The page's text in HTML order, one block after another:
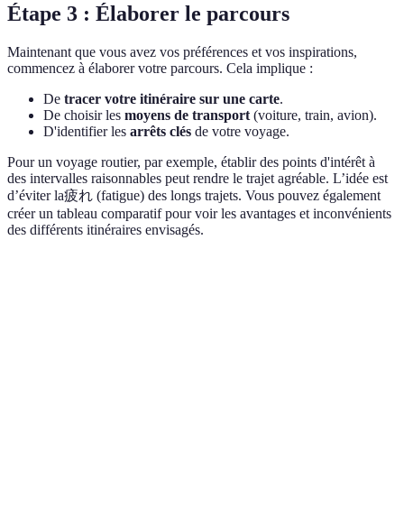
Étape 3 : Élaborer le parcours
Maintenant que vous avez vos préférences et vos inspirations,
commencez à élaborer votre parcours. Cela implique :
De tracer votre itinéraire sur une carte.
De choisir les moyens de transport (voiture, train, avion).
D'identifier les arrêts clés de votre voyage.
Pour un voyage routier, par exemple, établir des points d'intérêt à
des intervalles raisonnables peut rendre le trajet agréable. L’idée est
d’éviter la疲れ (fatigue) des longs trajets. Vous pouvez également
créer un tableau comparatif pour voir les avantages et inconvénients
des différents itinéraires envisagés.